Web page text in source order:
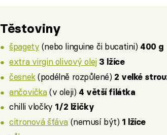
Těstoviny
špagety (nebo linguine či bucatini) 400 g
extra virgin olivový olej 3 lžíce
česnek(podélně rozpůlené) 2 velké
ančovička(v oleji) 4 větší filátka
chilli vločky 1/2 lžičky
citronová šťáva(nemusí být) 1 lžíce